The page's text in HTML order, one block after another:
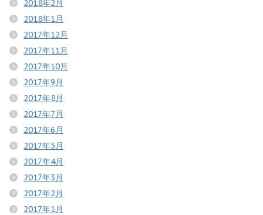
2018年2月
2018年1月
2017年12月
2017年11月
2017年10月
2017年9月
2017年8月
2017年7月
2017年6月
2017年5月
2017年4月
2017年3月
2017年2月
2017年1月